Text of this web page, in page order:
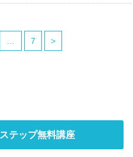
7 >
テップ無料講座